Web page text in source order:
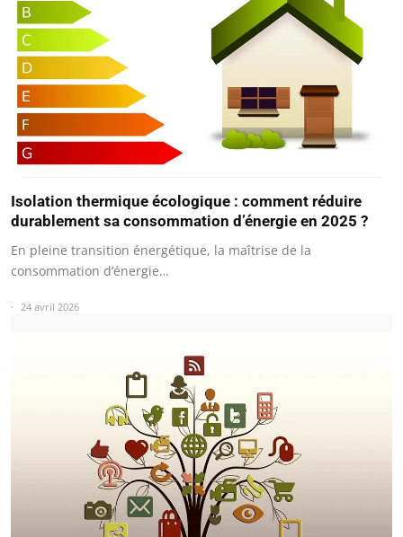
Isolation thermique écologique : comment réduire
durablement sa consommation d’énergie en 2025 ?
En pleine transition énergétique, la maîtrise de la
consommation d’énergie…
24 avril 2026